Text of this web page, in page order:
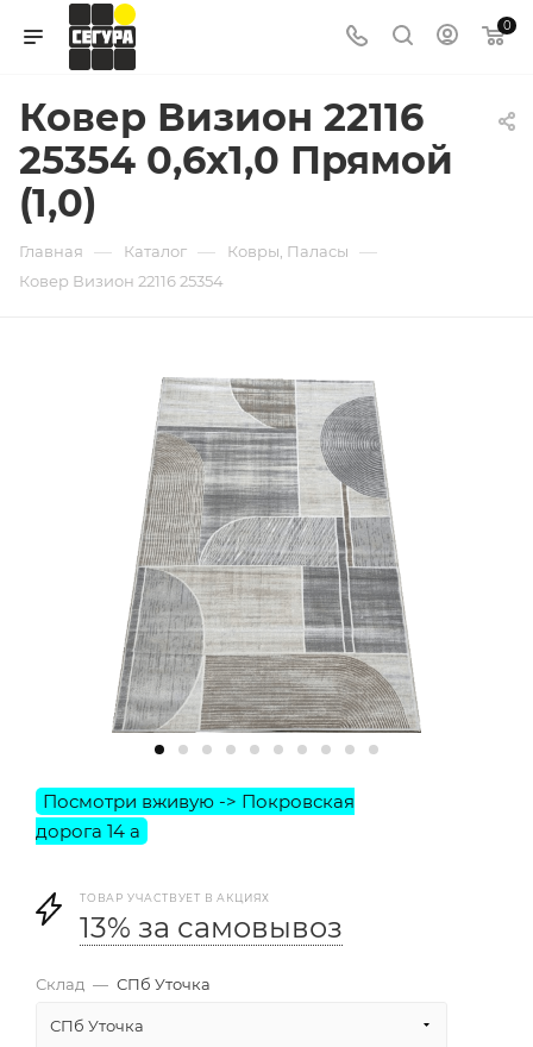
0
Ковер Визион 22116
25354 0,6х1,0 Прямой
(1,0)
Главная — Каталог — Ковры, Паласы —
Ковер Визион 22116 25354
ТОВАР УЧАСТВУЕТ В АКЦИЯХ
13% за самовывоз
Склад — СПб Уточка
СПб Уточка